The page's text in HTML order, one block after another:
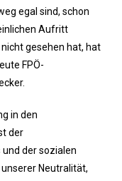
egal sind, schon
Aufritt
nicht gesehen hat, hat
FPÖ-
in den
der
der sozialen
Neutralität,